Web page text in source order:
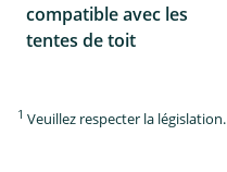
compatible avec les
tentes de toit
1 Veuillez respecter la législation.